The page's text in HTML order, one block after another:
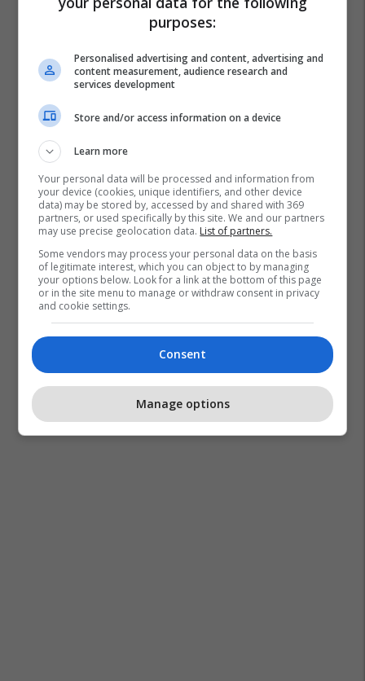
purposes:
Personalised advertising and content, advertising and
content measurement, audience research and
services development
Store and/or access information on a device
Learn more
Your personal data will be processed and information from
your device (cookies, unique identifiers, and other device
data) may be stored by, accessed by and shared with 369
partners, or used specifically by this site. We and our partners
may use precise geolocation data. List of partners.
Some vendors may process your personal data on the basis
of legitimate interest, which you can object to by managing
your options below. Look for a link at the bottom of this page
or in the site menu to manage or withdraw consent in privacy
and cookie settings.
Consent
Manage options